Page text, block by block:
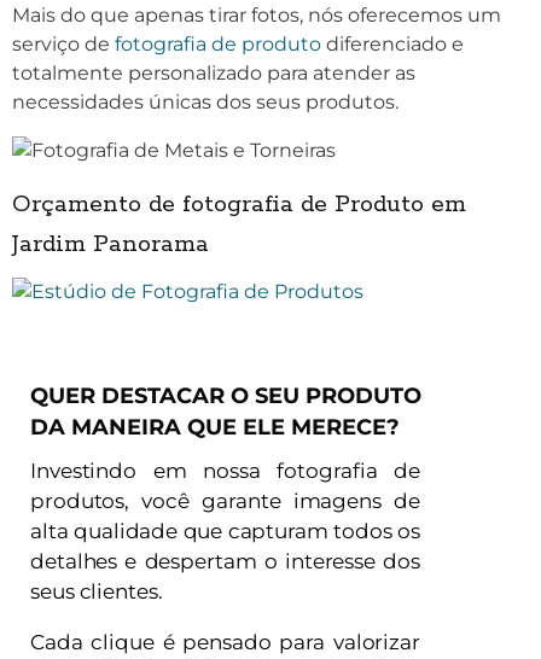
Mais do que apenas tirar fotos, nós oferecemos um
serviço de fotografia de produto diferenciado e
totalmente personalizado para atender as
necessidades únicas dos seus produtos.
Orçamento de fotografia de Produto em
Jardim Panorama
QUER DESTACAR O SEU PRODUTO
DA MANEIRA QUE ELE MERECE?
Investindo em nossa fotografia de
produtos, você garante imagens de
alta qualidade que capturam todos os
detalhes e despertam o interesse dos
seus clientes.
Cada clique é pensado para valorizar